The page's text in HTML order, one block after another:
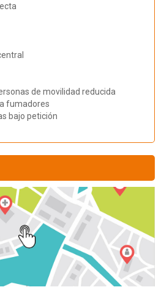
de movilidad reducida
fumadores
bajo petición